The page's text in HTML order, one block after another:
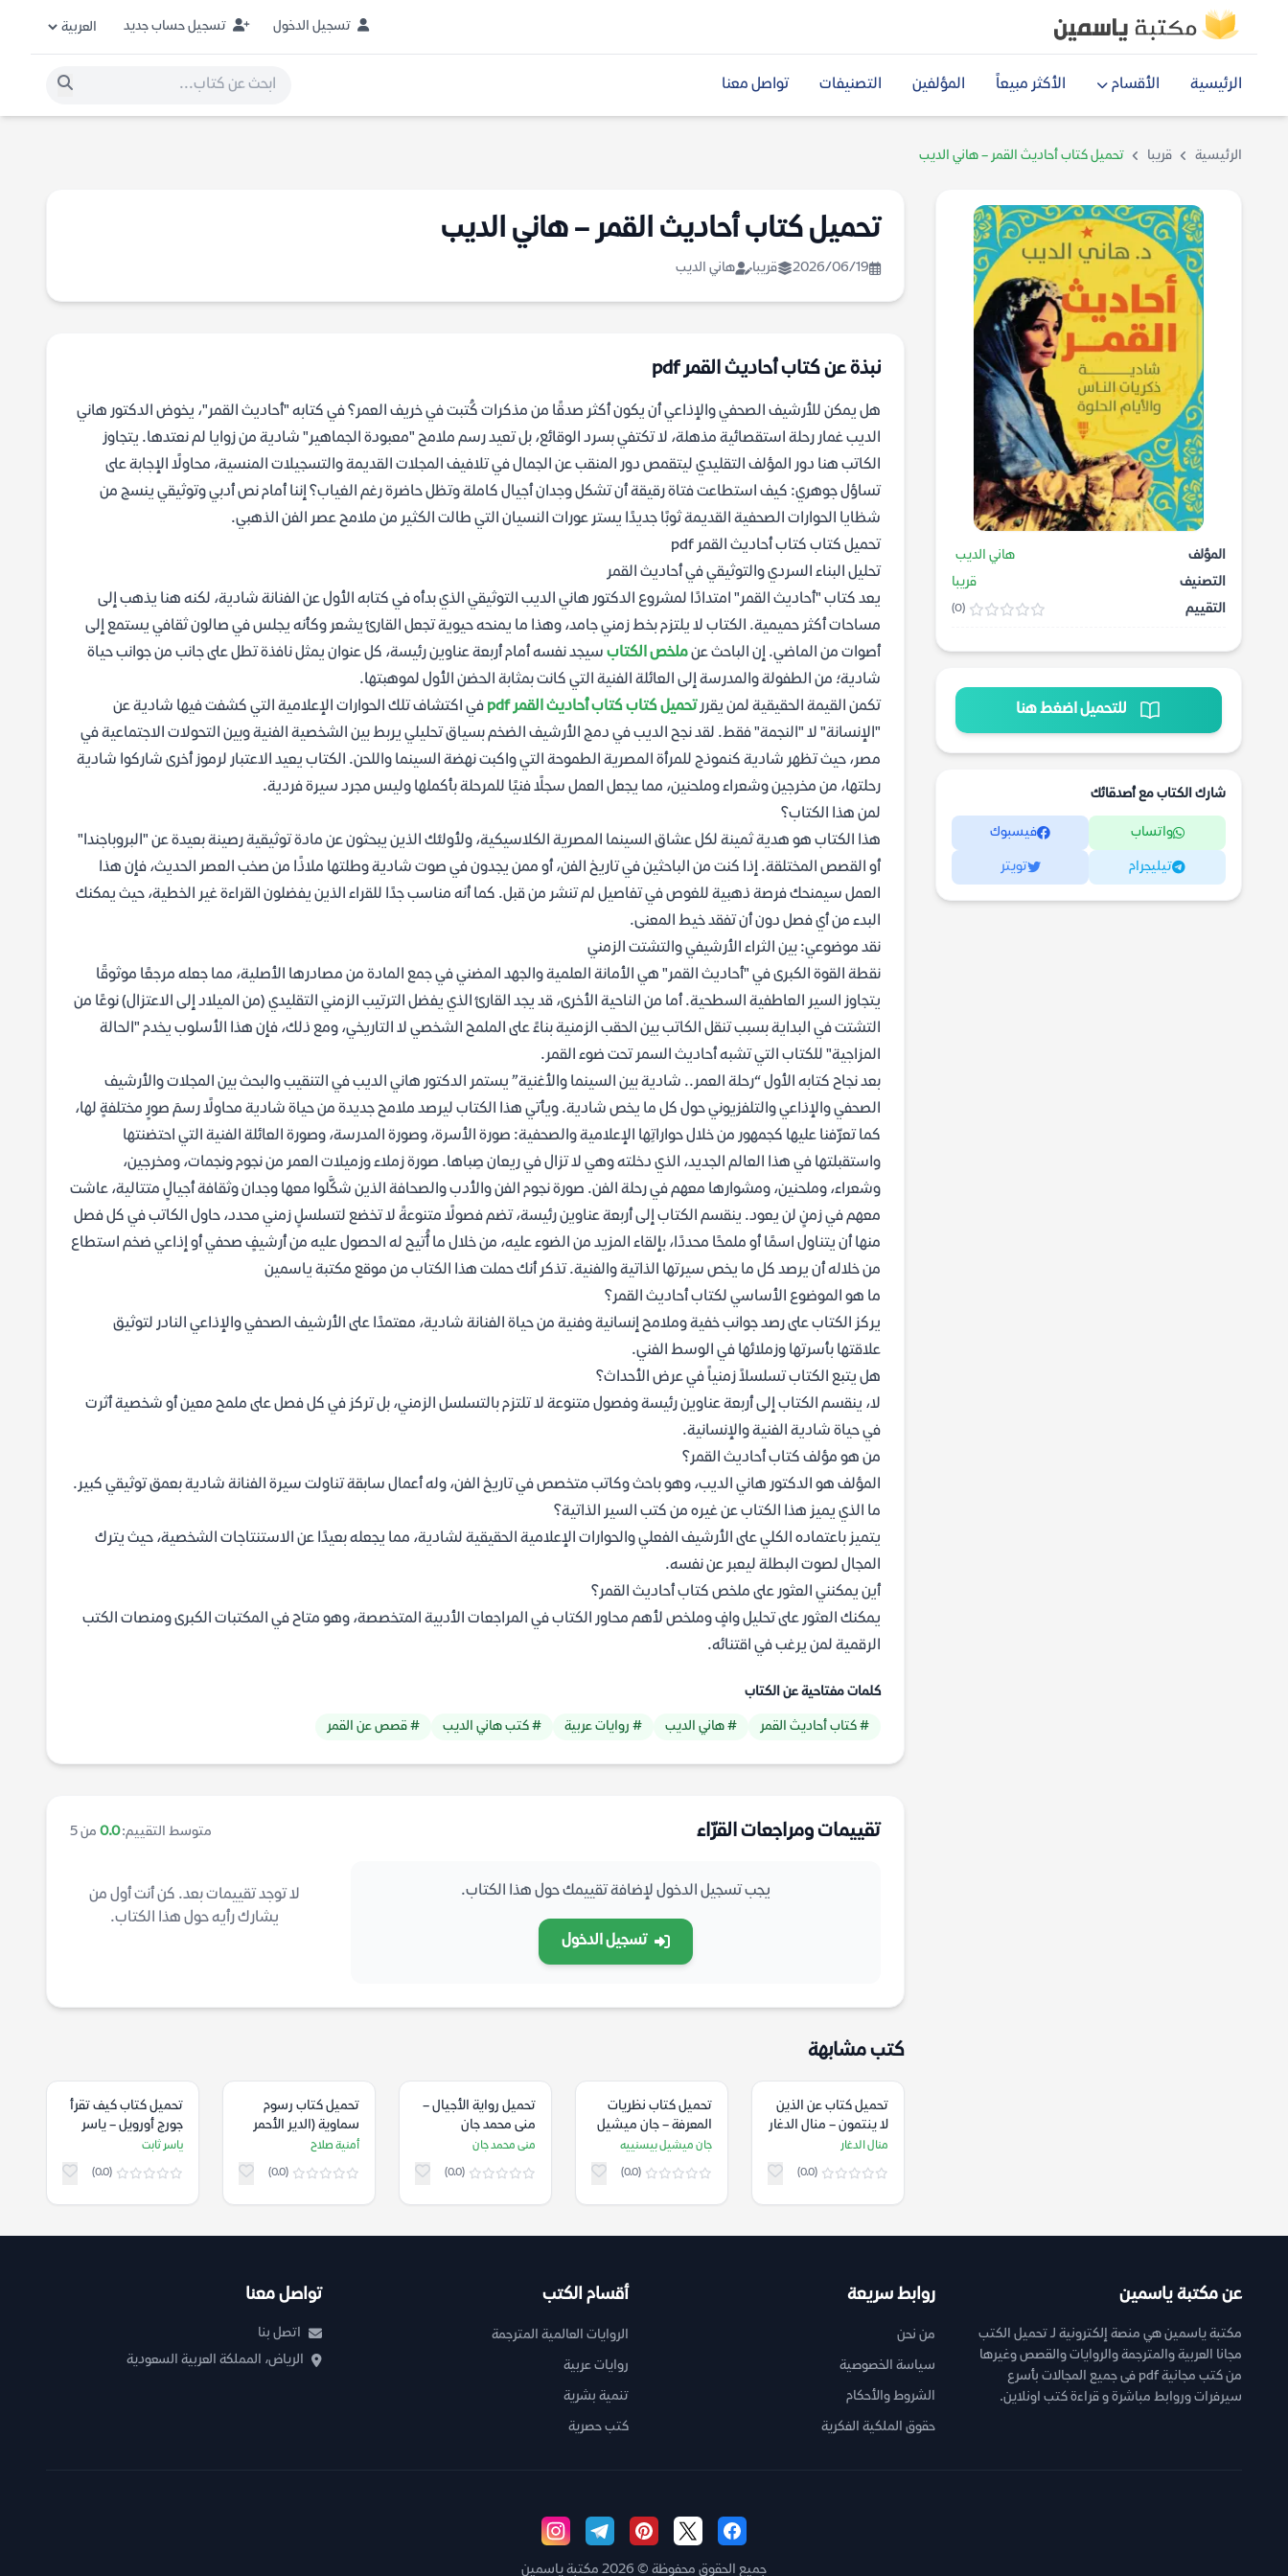
تسجيل الدخول تسجيل حساب جديد
الرئيسية الأقسام الأكثر مبيعاً المؤلفين التصنيفات تواصل معنا
الرئيسية قريبا تحميل كتاب أحاديث القمر – هاني الديب
المؤلف
هاني الديب
التصنيف
قريبا
التقييم
(0)
للتحميل اضغط هنا
شارك الكتاب مع أصدقائك
واتساب فيسبوك
تيليجرام تويتر
تحميل كتاب أحاديث القمر – هاني الديب
2026/06/19 قريبا هاني الديب
نبذة عن كتاب أحاديث القمر pdf
هل يمكن للأرشيف الصحفي والإذاعي أن يكون أكثر صدقًا من مذكرات كُتبت في خريف العمر؟ في كتابه "أحاديث القمر"، يخوض الدكتور هاني
الديب غمار رحلة استقصائية مذهلة، لا تكتفي بسرد الوقائع، بل تعيد رسم ملامح "معبودة الجماهير" شادية من زوايا لم نعتدها. يتجاوز
الكاتب هنا دور المؤلف التقليدي ليتقمص دور المنقب عن الجمال في تلافيف المجلات القديمة والتسجيلات المنسية، محاولًا الإجابة على
تساؤل جوهري: كيف استطاعت فتاة رقيقة أن تشكل وجدان أجيال كاملة وتظل حاضرة رغم الغياب؟ إننا أمام نص أدبي وتوثيقي ينسج من
شظايا الحوارات الصحفية القديمة ثوبًا جديدًا يستر عورات النسيان التي طالت الكثير من ملامح عصر الفن الذهبي.
تحميل كتاب كتاب أحاديث القمر pdf
تحليل البناء السردي والتوثيقي في أحاديث القمر
يعد كتاب "أحاديث القمر" امتدادًا لمشروع الدكتور هاني الديب التوثيقي الذي بدأه في كتابه الأول عن الفنانة شادية، لكنه هنا يذهب إلى
مساحات أكثر حميمية. الكتاب لا يلتزم بخط زمني جامد، وهذا ما يمنحه حيوية تجعل القارئ يشعر وكأنه يجلس في صالون ثقافي يستمع إلى
أصوات من الماضي. إن الباحث عنملخص الكتاب سيجد نفسه أمام أربعة عناوين رئيسة، كل عنوان يمثل نافذة تطل على جانب من جوانب حياة
شادية؛ من الطفولة والمدرسة إلى العائلة الفنية التي كانت بمثابة الحضن الأول لموهبتها.
تكمن القيمة الحقيقية لمن يقررتحميل كتاب كتاب أحاديث القمر pdf
في اكتشاف تلك الحوارات الإعلامية التي كشفت فيها شادية عن
"الإنسانة" لا "النجمة" فقط. لقد نجح الديب في دمج الأرشيف الضخم بسياق تحليلي يربط بين الشخصية الفنية وبين التحولات الاجتماعية في
مصر، حيث تظهر شادية كنموذج للمرأة المصرية الطموحة التي واكبت نهضة السينما واللحن. الكتاب يعيد الاعتبار لرموز أخرى شاركوا شادية
رحلتها، من مخرجين وشعراء وملحنين، مما يجعل العمل سجلًا فنيًا للمرحلة بأكملها وليس مجرد سيرة فردية.
لمن هذا الكتاب؟
هذا الكتاب هو هدية ثمينة لكل عشاق السينما المصرية الكلاسيكية، ولأولئك الذين يبحثون عن مادة توثيقية رصينة بعيدة عن "البروباجندا"
أو القصص المختلقة. إذا كنت من الباحثين في تاريخ الفن، أو ممن يجدون في صوت شادية وطلتها ملاذًا من صخب العصر الحديث، فإن هذا
العمل سيمنحك فرصة ذهبية للغوص في تفاصيل لم تنشر من قبل. كما أنه مناسب جدًا للقراء الذين يفضلون القراءة غير الخطية، حيث يمكنك
البدء من أي فصل دون أن تفقد خيط المعنى.
نقد موضوعي: بين الثراء الأرشيفي والتشتت الزمني
نقطة القوة الكبرى في "أحاديث القمر" هي الأمانة العلمية والجهد المضني في جمع المادة من مصادرها الأصلية، مما جعله مرجعًا موثوقًا
يتجاوز السير العاطفية السطحية. أما من الناحية الأخرى، قد يجد القارئ الذي يفضل الترتيب الزمني التقليدي (من الميلاد إلى الاعتزال) نوعًا من
التشتت في البداية بسبب تنقل الكاتب بين الحقب الزمنية بناءً على الملمح الشخصي لا التاريخي، ومع ذلك، فإن هذا الأسلوب يخدم "الحالة
المزاجية" للكتاب التي تشبه أحاديث السمر تحت ضوء القمر.
بعد نجاح كتابه الأول “رحلة العمر.. شادية بين السينما والأغنية” يستمر الدكتور هاني الديب في التنقيب والبحث بين المجلات والأرشيف
الصحفي والإذاعي والتلفزيوني حول كل ما يخص شادية. ويأتي هذا الكتاب ليرصد ملامح جديدة من حياة شادية محاولًا رسمَ صورٍ مختلفةٍ لها،
كما تعرّفنا عليها كجمهور من خلال حواراتِها الإعلامية والصحفية: صورة الأسرة، وصورة المدرسة، وصورة العائلة الفنية التي احتضنتها
واستقبلتها في هذا العالم الجديد، الذي دخلته وهي لا تزال في ريعان صِباها. صورة زملاء وزميلات العمر من نجوم ونجمات، ومخرجين،
وشعراء، وملحنين، ومشوارها معهم في رحلة الفن. صورة نجوم الفن والأدب والصحافة الذين شكَّلوا معها وجدان وثقافة أجيالٍ متتالية، عاشت
معهم في زمنٍ لن يعود. ينقسم الكتاب إلى أربعة عناوين رئيسة، تضم فصولًا متنوعةً لا تخضع لتسلسلٍ زمني محدد، حاول الكاتب في كل فصل
منها أن يتناول اسمًا أو ملمحًا محددًا، بإلقاء المزيد من الضوء عليه، من خلال ما أُتيح له الحصول عليه من أرشيفٍ صحفي أو إذاعي ضخم استطاع
من خلاله أن يرصد كل ما يخص سيرتها الذاتية والفنية. تذكر أنك حملت هذا الكتاب من موقع مكتبة ياسمين
ما هو الموضوع الأساسي لكتاب أحاديث القمر؟
يركز الكتاب على رصد جوانب خفية وملامح إنسانية وفنية من حياة الفنانة شادية، معتمدًا على الأرشيف الصحفي والإذاعي النادر لتوثيق
علاقتها بأسرتها وزملائها في الوسط الفني.
هل يتبع الكتاب تسلسلاً زمنياً في عرض الأحداث؟
لا، ينقسم الكتاب إلى أربعة عناوين رئيسة وفصول متنوعة لا تلتزم بالتسلسل الزمني، بل تركز في كل فصل على ملمح معين أو شخصية أثرت
في حياة شادية الفنية والإنسانية.
من هو مؤلف كتاب أحاديث القمر؟
المؤلف هو الدكتور هاني الديب، وهو باحث وكاتب متخصص في تاريخ الفن، وله أعمال سابقة تناولت سيرة الفنانة شادية بعمق توثيقي كبير.
ما الذي يميز هذا الكتاب عن غيره من كتب السير الذاتية؟
يتميز باعتماده الكلي على الأرشيف الفعلي والحوارات الإعلامية الحقيقية لشادية، مما يجعله بعيدًا عن الاستنتاجات الشخصية، حيث يترك
المجال لصوت البطلة ليعبر عن نفسه.
أين يمكنني العثور على ملخص كتاب أحاديث القمر؟
يمكنك العثور على تحليل وافٍ وملخص لأهم محاور الكتاب في المراجعات الأدبية المتخصصة، وهو متاح في المكتبات الكبرى ومنصات الكتب
الرقمية لمن يرغب في اقتنائه.
كلمات مفتاحية عن الكتاب
# كتاب أحاديث القمر # هاني الديب # روايات عربية # كتب هاني الديب # قصص عن القمر
تقييمات ومراجعات القرّاء متوسط التقييم:0.0 من 5
يجب تسجيل الدخول لإضافة تقييمك حول هذا الكتاب.
تسجيل الدخول
لا توجد تقييمات بعد. كن أنت أول من
يشارك رأيه حول هذا الكتاب.
كتب مشابهة
تحميل كتاب عن الذين
لا ينتمون – منال الدغار
منال الدغار
(0.0)
تحميل كتاب نظريات
المعرفة – جان ميشيل
بيسنييه
جان ميشيل بيسنييه
(0.0)
تحميل رواية الأجيال –
منى محمد جان
منى محمد جان
(0.0)
تحميل كتاب رسوم
سماوية (الدير الأحمر
الأثري) – أمنية صلاح
أمنية صلاح
(0.0)
تحميل كتاب كيف تقرأ
جورج أورويل – ياسر
ثابت
ياسر ثابت
(0.0)
عن مكتبة ياسمين
مكتبة ياسمين هي منصة إلكترونية لـ تحميل الكتب
مجانا العربية والمترجمة والروايات والقصص وغيرها
من كتب مجانية pdf فى جميع المجالات بأسرع
سيرفرات وروابط مباشرة و قراءة كتب اونلاين.
روابط سريعة
من نحن
سياسة الخصوصية
الشروط والأحكام
حقوق الملكية الفكرية
أقسام الكتب
الروايات العالمية المترجمة
روايات عربية
تنمية بشرية
كتب حصرية
تواصل معنا
اتصل بنا
الرياض، المملكة العربية السعودية
جميع الحقوق محفوظة © 2026 مكتبة ياسمين